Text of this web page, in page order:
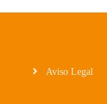
Aviso Legal